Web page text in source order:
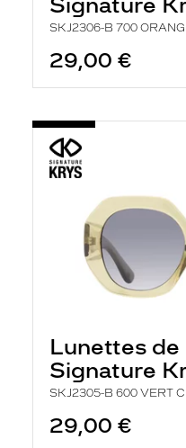
SKJ2306-B 700
29,00 €
Lunettes de
Signature
SKJ2305-B 600 VERT
29,00 €